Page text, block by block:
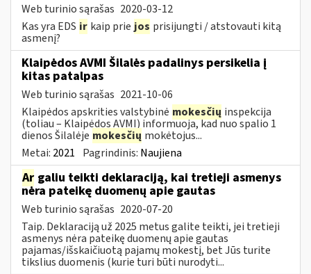
Web turinio sąrašas 2020-03-12
Kas yra EDS ir kaip prie jos prisijungti / atstovauti kitą
asmenį?
Klaipėdos AVMI Šilalės padalinys persikelia į
kitas patalpas
Web turinio sąrašas 2021-10-06
Klaipėdos apskrities valstybinė mokesčių inspekcija
(toliau – Klaipėdos AVMI) informuoja, kad nuo spalio 1
dienos Šilalėje mokesčių mokėtojus...
Metai: 2021 Pagrindinis: Naujiena
Ar galiu teikti deklaraciją, kai tretieji asmenys
nėra pateikę duomenų apie gautas
Web turinio sąrašas 2020-07-20
Taip. Deklaraciją už 2025 metus galite teikti, jei tretieji
asmenys nėra pateikę duomenų apie gautas
pajamas/išskaičiuotą pajamų mokestį, bet Jūs turite
tikslius duomenis (kurie turi būti nurodyti...